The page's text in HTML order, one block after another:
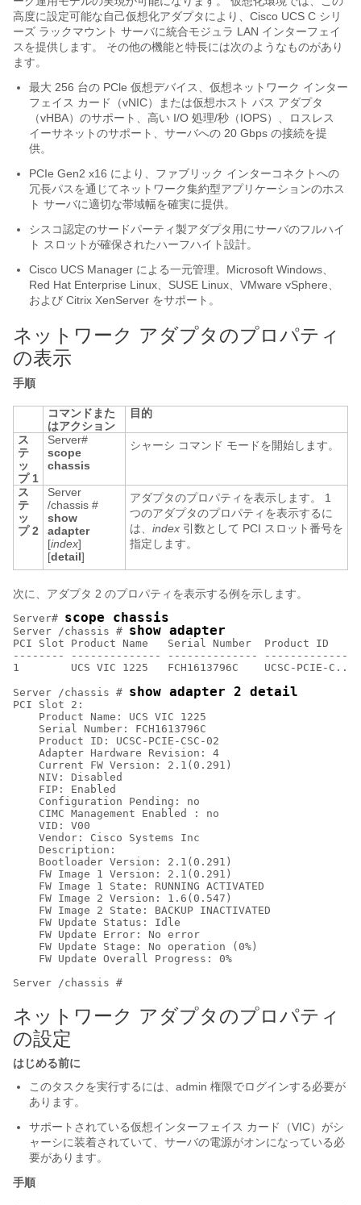
高度に設定可能な自己仮想化アダプタにより、 Cisco UCS C シリ
ーズ ラックマウント サーバに統合モジュラ LAN インターフェイ
スを提供します。 その他の機能と特長には次のようなものがあり
ます。
最大 256 台の PCle 仮想デバイス、仮想ネットワーク インター
フェイス カード（vNIC）または仮想ホスト バス アダプタ
（vHBA）のサポート、高い I/O 処理/秒（IOPS）、ロスレス
イーサネットのサポート、サーバへの 20 Gbps の接続を提
供。
PCIe Gen2 x16 により、ファブリック インターコネクトへの
冗長パスを通じてネットワーク集約型アプリケーションのホス
ト サーバに適切な帯域幅を確実に提供。
シスコ認定のサードパーティ製アダプタ用にサーバのフルハイ
ト スロットが確保されたハーフハイト設計。
Cisco UCS Manager による一元管理。Microsoft Windows、
Red Hat Enterprise Linux、SUSE Linux、VMware vSphere、
および Citrix XenServer をサポート。
ネットワーク アダプタのプロパティ
の表示
手順
コマンドまた
はアクション
目的
ス
テ
ッ
プ 1
Server#
scope
chassis
シャーシ コマンド モードを開始します。
ス
テ
ッ
プ 2
Server
/chassis #
show
adapter
[index]
[detail]
アダプタのプロパティを表示します。 1
つのアダプタのプロパティを表示するに
は、 index 引数として PCI スロット番号を
指定します。
次に、アダプタ 2 のプロパティを表示する例を示します。
Server# scope chassis
Server /chassis # show adapter
PCI Slot Product Name   Serial Number
-------- -------------- --------------
1        UCS VIC 1225   FCH1613796C    UCSC-
Server /chassis # show adapter 2 detail
PCI Slot 2:
    Product Name: UCS VIC 1225
    Serial Number: FCH1613796C
    Product ID: UCSC-PCIE-CSC-02
    Adapter Hardware Revision: 4
    Current FW Version: 2.1(0.291)
    NIV: Disabled
    FIP: Enabled
    Configuration Pending: no
    CIMC Management Enabled : no
    VID: V00
    Vendor: Cisco Systems Inc
    Description:
    Bootloader Version: 2.1(0.291)
    FW Image 1 Version: 2.1(0.291)
    FW Image 1 State: RUNNING ACTIVATED
    FW Image 2 Version: 1.6(0.547)
    FW Image 2 State: BACKUP INACTIVATED
    FW Update Status: Idle
    FW Update Error: No error
    FW Update Stage: No operation (0%)
    FW Update Overall Progress: 0%
ネットワーク アダプタのプロパティ
の設定
はじめる前に
このタスクを実行するには、admin 権限でログインする必要が
あります。
サポートされている仮想インターフェイス カード（VIC）がシ
ャーシに装着されていて、サーバの電源がオンになっている必
要があります。
手順